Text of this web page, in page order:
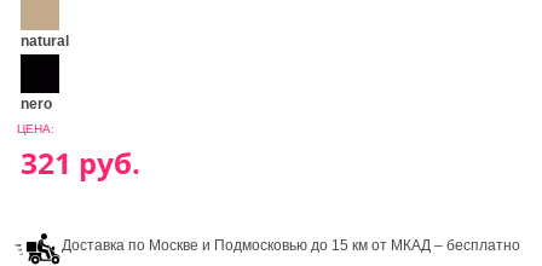
natural
nero
ЦЕНА:
Доставка по Москве и Подмосковью до 15 км от МКАД – бесплатно